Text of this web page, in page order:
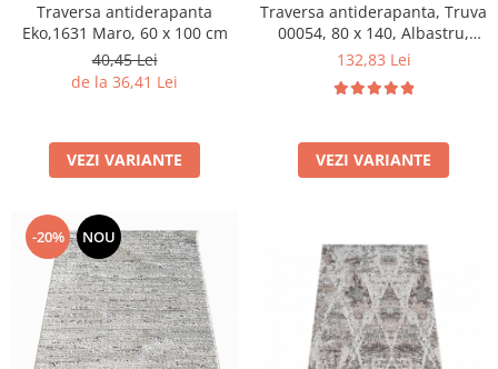
Traversa antiderapanta
Eko,1631 Maro, 60 x 100 cm
40,45 Lei
de la 36,41 Lei
VEZI VARIANTE
Traversa antiderapanta, Truva
00054, 80 x 140, Albastru,
Grosime 5 mm
132,83 Lei
VEZI VARIANTE
-20% NOU